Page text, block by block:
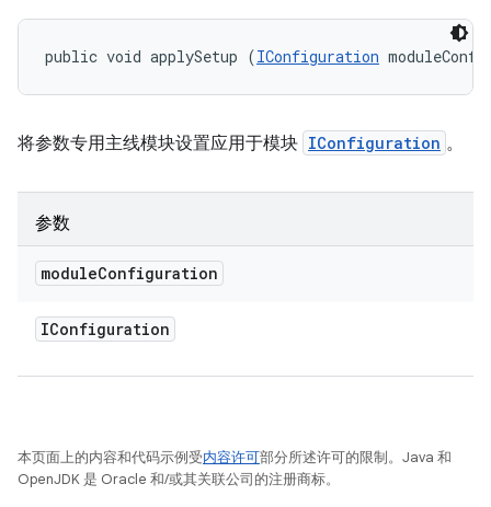
public void applySetup (IConfiguration
将参数专用主线模块设置应用于模块 IConfiguration 。
参数
moduleConfiguration
IConfiguration
本页面上的内容和代码示例受内容许可部分所述许可的限制。Java 和
OpenJDK 是 Oracle 和/或其关联公司的注册商标。